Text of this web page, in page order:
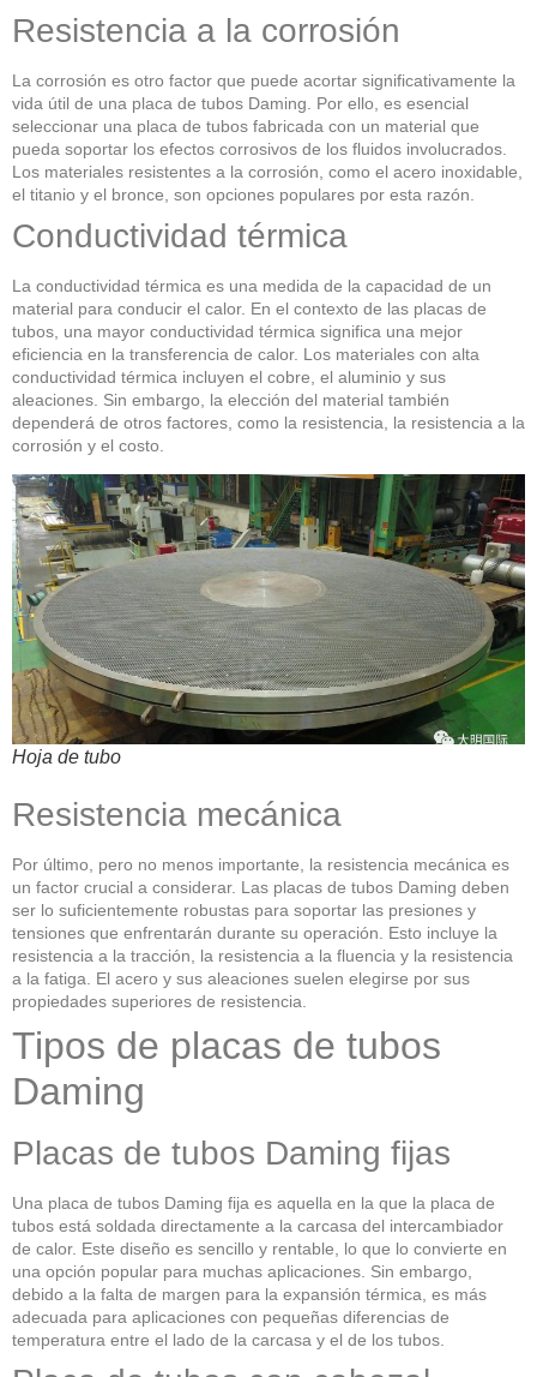
Resistencia a la corrosión
La corrosión es otro factor que puede acortar significativamente la
vida útil de una placa de tubos Daming. Por ello, es esencial
seleccionar una placa de tubos fabricada con un material que
pueda soportar los efectos corrosivos de los fluidos involucrados.
Los materiales resistentes a la corrosión, como el acero inoxidable,
el titanio y el bronce, son opciones populares por esta razón.
Conductividad térmica
La conductividad térmica es una medida de la capacidad de un
material para conducir el calor. En el contexto de las placas de
tubos, una mayor conductividad térmica significa una mejor
eficiencia en la transferencia de calor. Los materiales con alta
conductividad térmica incluyen el cobre, el aluminio y sus
aleaciones. Sin embargo, la elección del material también
dependerá de otros factores, como la resistencia, la resistencia a la
corrosión y el costo.
Hoja de tubo
Resistencia mecánica
Por último, pero no menos importante, la resistencia mecánica es
un factor crucial a considerar. Las placas de tubos Daming deben
ser lo suficientemente robustas para soportar las presiones y
tensiones que enfrentarán durante su operación. Esto incluye la
resistencia a la tracción, la resistencia a la fluencia y la resistencia
a la fatiga. El acero y sus aleaciones suelen elegirse por sus
propiedades superiores de resistencia.
Tipos de placas de tubos
Daming
Placas de tubos Daming fijas
Una placa de tubos Daming fija es aquella en la que la placa de
tubos está soldada directamente a la carcasa del intercambiador
de calor. Este diseño es sencillo y rentable, lo que lo convierte en
una opción popular para muchas aplicaciones. Sin embargo,
debido a la falta de margen para la expansión térmica, es más
adecuada para aplicaciones con pequeñas diferencias de
temperatura entre el lado de la carcasa y el de los tubos.